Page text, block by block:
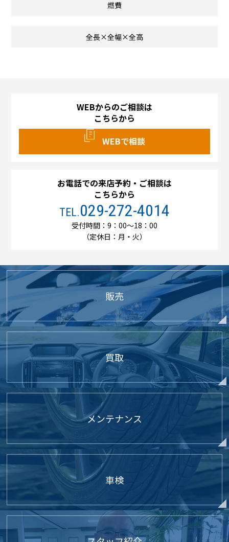
燃費
全長×全幅×全高
WEBからのご相談は
こちらから
WEBで相談
お電話での来店予約・ご相談は
こちらから
TEL.029-272-4014
受付時間：9：00～18：00
（定休日：月・火）
販売
買取
メンテナンス
車検